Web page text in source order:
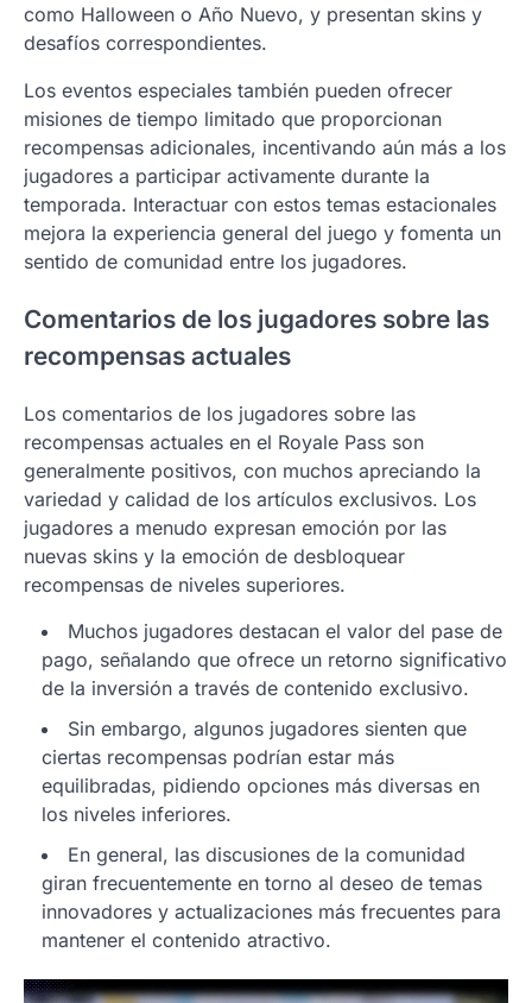
como Halloween o Año Nuevo, y presentan skins y
desafíos correspondientes.
Los eventos especiales también pueden ofrecer
misiones de tiempo limitado que proporcionan
recompensas adicionales, incentivando aún más a los
jugadores a participar activamente durante la
temporada. Interactuar con estos temas estacionales
mejora la experiencia general del juego y fomenta un
sentido de comunidad entre los jugadores.
Comentarios de los jugadores sobre las
recompensas actuales
Los comentarios de los jugadores sobre las
recompensas actuales en el Royale Pass son
generalmente positivos, con muchos apreciando la
variedad y calidad de los artículos exclusivos. Los
jugadores a menudo expresan emoción por las
nuevas skins y la emoción de desbloquear
recompensas de niveles superiores.
Muchos jugadores destacan el valor del pase de
pago, señalando que ofrece un retorno significativo
de la inversión a través de contenido exclusivo.
Sin embargo, algunos jugadores sienten que
ciertas recompensas podrían estar más
equilibradas, pidiendo opciones más diversas en
los niveles inferiores.
En general, las discusiones de la comunidad
giran frecuentemente en torno al deseo de temas
innovadores y actualizaciones más frecuentes para
mantener el contenido atractivo.